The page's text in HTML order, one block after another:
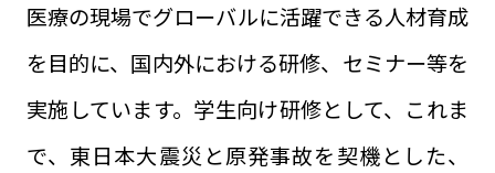
医療の現場でグローバルに活躍できる人材育成
を目的に、国内外における研修、セミナー等を
実施しています。学生向け研修として、これま
で、東日本大震災と原発事故を契機とした、